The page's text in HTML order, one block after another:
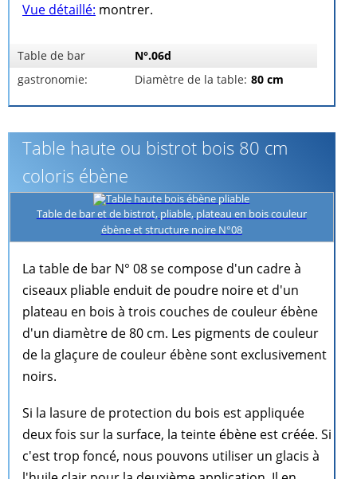
Vue détaillé: montrer.
Table de bar
gastronomie:
N°.06d
Diamètre de la table: 80 cm
Table haute ou bistrot bois 80 cm
coloris ébène
Table de bar et de bistrot, pliable, plateau en bois couleur
ébène et structure noire N°08
La table de bar N° 08 se compose d'un cadre à
ciseaux pliable enduit de poudre noire et d'un
plateau en bois à trois couches de couleur ébène
d'un diamètre de 80 cm. Les pigments de couleur
de la glaçure de couleur ébène sont exclusivement
noirs.
Si la lasure de protection du bois est appliquée
deux fois sur la surface, la teinte ébène est créée. Si
c'est trop foncé, nous pouvons utiliser un glacis à